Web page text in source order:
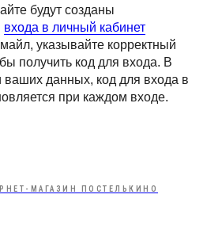
будут созданы
входа в личный кабинет
указывайте корректный
получить код для входа. В
ваших данных, код для входа в
при каждом входе.
МАГАЗИН ПОСТЕЛЬКИНО